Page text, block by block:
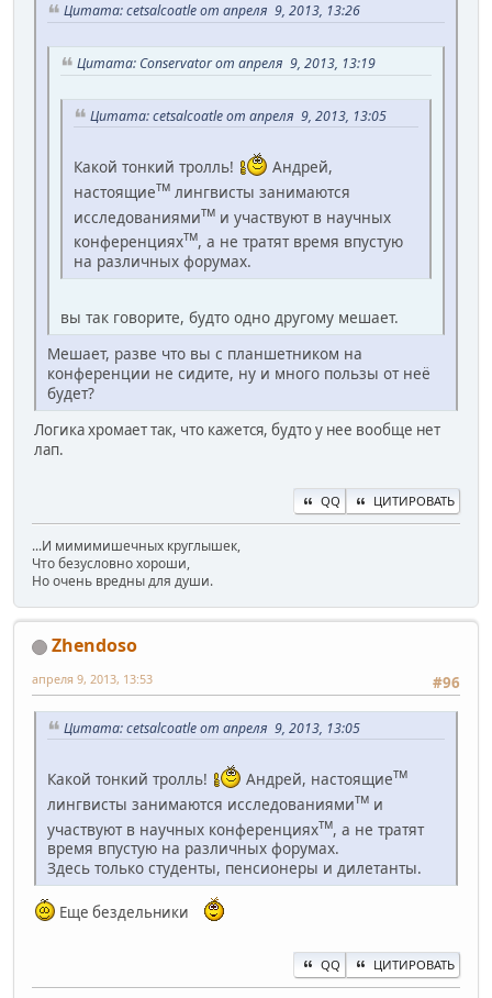
Цитата: cetsalcoatle от апреля 9, 2013, 13:26
Цитата: Conservator от апреля 9, 2013, 13:19
Цитата: cetsalcoatle от апреля 9, 2013, 13:05
Какой тонкий тролль!
Андрей,
настоящиетм лингвисты занимаются
исследованиямитм и участвуют в научных
конференцияхтм, а не тратят время впустую
на различных форумах.
вы так говорите, будто одно другому мешает.
Мешает, разве что вы с планшетником на
конференции не сидите, ну и много пользы от неё
будет?
Логика хромает так, что кажется, будто у нее вообще нет
лап.
QQ ЦИТИРОВАТЬ
...И мимимишечных круглышек,
Что безусловно хороши,
Но очень вредны для души.
Zhendoso
#96
апреля 9, 2013, 13:53
Цитата: cetsalcoatle от апреля 9, 2013, 13:05
Какой тонкий тролль! Андрей, настоящиетм
лингвисты занимаются исследованиямитм и
участвуют в научных конференцияхтм, а не тратят
время впустую на различных форумах.
Здесь только студенты, пенсионеры и дилетанты.
Еще бездельники
QQ ЦИТИРОВАТЬ